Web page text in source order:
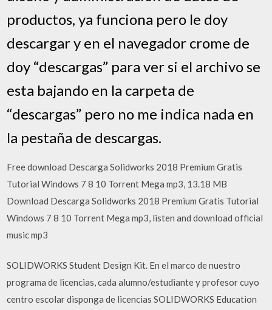
productos, ya funciona pero le doy
descargar y en el navegador crome de
doy “descargas” para ver si el archivo se
esta bajando en la carpeta de
“descargas” pero no me indica nada en
la pestaña de descargas.
Free download Descarga Solidworks 2018 Premium Gratis
Tutorial Windows 7 8 10 Torrent Mega mp3, 13.18 MB
Download Descarga Solidworks 2018 Premium Gratis Tutorial
Windows 7 8 10 Torrent Mega mp3, listen and download official
music mp3
SOLIDWORKS Student Design Kit. En el marco de nuestro
programa de licencias, cada alumno/estudiante y profesor cuyo
centro escolar disponga de licencias SOLIDWORKS Education